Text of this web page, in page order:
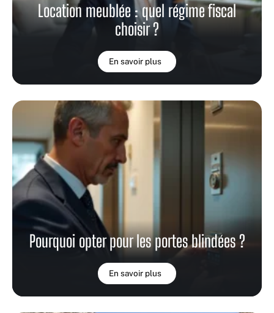
Location meublée : quel régime fiscal
choisir ?
En savoir plus
Pourquoi opter pour les portes blindées ?
En savoir plus